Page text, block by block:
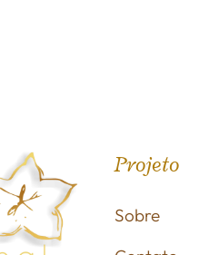
Projeto
Sobre